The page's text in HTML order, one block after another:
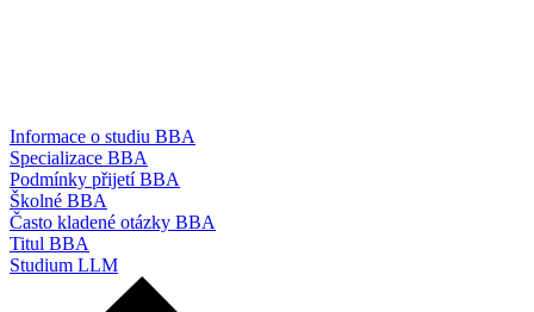
Informace o studiu BBA
Specializace BBA
Podmínky přijetí BBA
Školné BBA
Často kladené otázky BBA
Titul BBA
Studium LLM